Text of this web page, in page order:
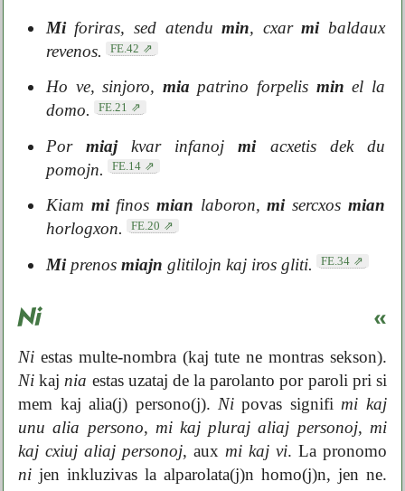
Miforiras, sed atendumin, cxarmibaldaux
revenos.
FE.42
Ho ve, sinjoro, mia patrino forpelis min el la
domo.
FE.21
Pormiajkvar infanojmiacxetis dek du
pomojn.
FE.14
Kiam mifinosmian laboron,misercxos mian
horlogxon.
FE.20
Miprenos miajn glitilojn kaj iros gliti. FE.34
Ni «
Ni estas multe-nombra (kaj tute ne montras sekson).
Ni kaj nia estas uzataj de la parolanto por paroli pri si
mem kaj alia(j) persono(j). Ni povas signifi mi kaj
unu alia persono, mi kaj pluraj aliaj personoj, mi
kaj cxiuj aliaj personoj, aux mi kaj vi. La pronomo
ni jen inkluzivas la alparolata(j)n homo(j)n, jen ne.